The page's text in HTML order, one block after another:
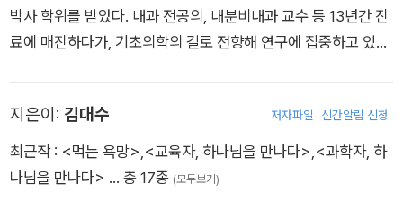
박사 학위를 받았다. 내과 전공의, 내분비내과 교수 등 13년간 진
료에 매진하다가, 기초의학의 길로 전향해 연구에 집중하고 있다.
고, 이는 식욕 억제제의 기전을 명확히 규명한 중요한 과학적 성
과로 평가받고 있다. 2024년 한림원 화이자 의학상 기초의학상,
2025년 임성기연구자상 대상, 2025년 과학기술정보통신부와
지은이: 김대수 저자파일 신간알림 신청
최근작 : <먹는 욕망> <교육자, 하나님을 만나다> <과학자, 하
나님을 만나다> … 총 17종 (모두보기)